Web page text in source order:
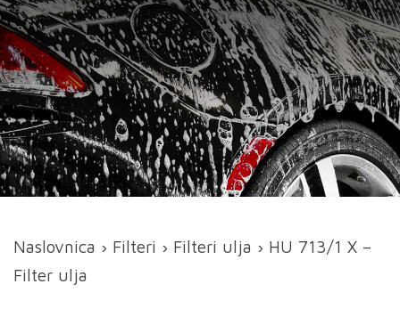
Naslovnica › Filteri › Filteri ulja › HU 713/1 X –
Filter ulja